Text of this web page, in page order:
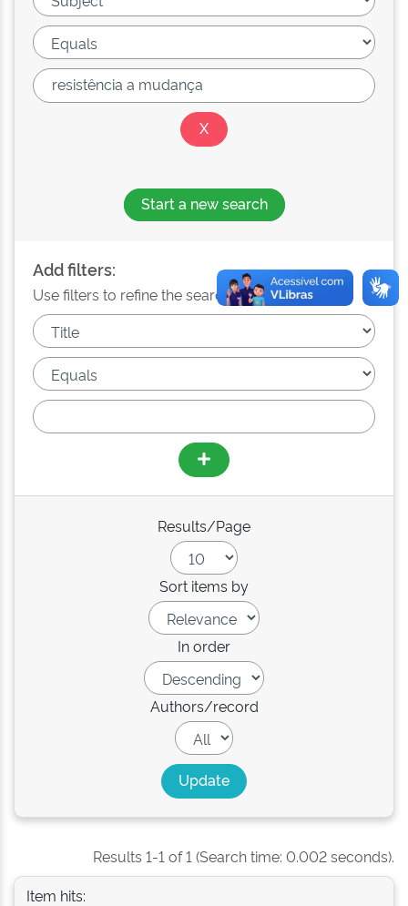
Start a new search
Add filters:
Use filters to refine the search results.
Results/Page
Sort items by
In order
Authors/record
Results 1-1 of 1 (Search time: 0.002 seconds).
Item hits: